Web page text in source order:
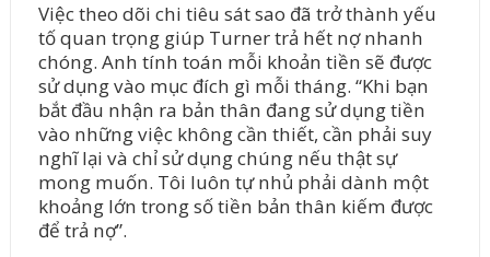
Việc theo dõi chi tiêu sát sao đã trở thành yếu
tố quan trọng giúp Turner trả hết nợ nhanh
chóng. Anh tính toán mỗi khoản tiền sẽ được
sử dụng vào mục đích gì mỗi tháng. “Khi bạn
bắt đầu nhận ra bản thân đang sử dụng tiền
vào những việc không cần thiết, cần phải suy
nghĩ lại và chỉ sử dụng chúng nếu thật sự
mong muốn. Tôi luôn tự nhủ phải dành một
khoảng lớn trong số tiền bản thân kiếm được
để trả nợ”.